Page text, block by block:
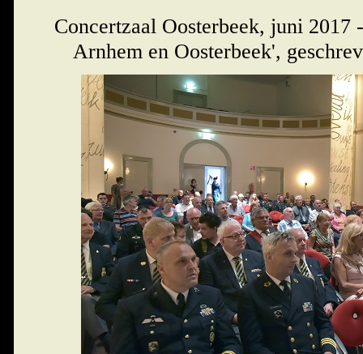
Concertzaal Oosterbeek, juni 2017
Arnhem en Oosterbeek',